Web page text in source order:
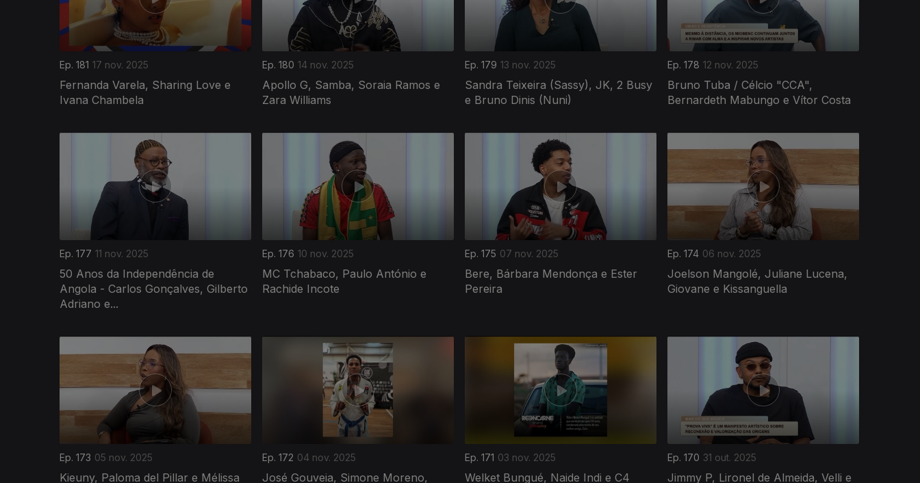
Ep. 181 17 nov. 2025
Fernanda Varela, Sharing Love e
Ivana Chambela
Ep. 180 14 nov. 2025
Apollo G, Samba, Soraia Ramos e
Zara Williams
Ep. 179 13 nov. 2025
Sandra Teixeira (Sassy), JK, 2 Busy
e Bruno Dinis (Nuni)
Ep. 178 12 nov. 2025
Bruno Tuba / Célcio "CCA",
Bernardeth Mabungo e Vítor Costa
Ep. 177 11 nov. 2025
50 Anos da Independência de
Angola - Carlos Gonçalves, Gilberto
Adriano e...
Ep. 176 10 nov. 2025
MC Tchabaco, Paulo António e
Rachide Incote
Ep. 175 07 nov. 2025
Bere, Bárbara Mendonça e Ester
Pereira
Ep. 174 06 nov. 2025
Joelson Mangolé, Juliane Lucena,
Giovane e Kissanguella
Ep. 173 05 nov. 2025
Kieuny, Paloma del Pillar e Mélissa
Ep. 172 04 nov. 2025
José Gouveia, Simone Moreno,
Ep. 171 03 nov. 2025
Welket Bungué, Naide Indi e C4
Ep. 170 31 out. 2025
Jimmy P, Lironel de Almeida, Velli e